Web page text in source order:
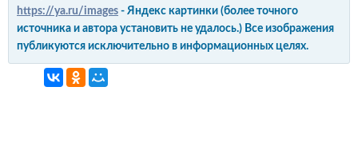
https://ya.ru/images - Яндекс картинки (более точного
источника и автора установить не удалось.) Все изображения
публикуются исключительно в информационных целях.